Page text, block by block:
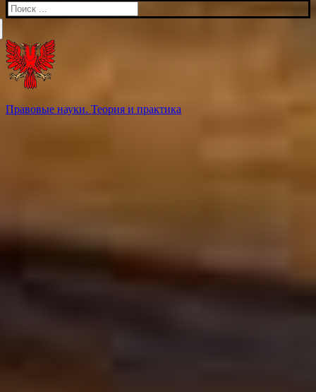
Искать:
Правовые науки. Теория и практика